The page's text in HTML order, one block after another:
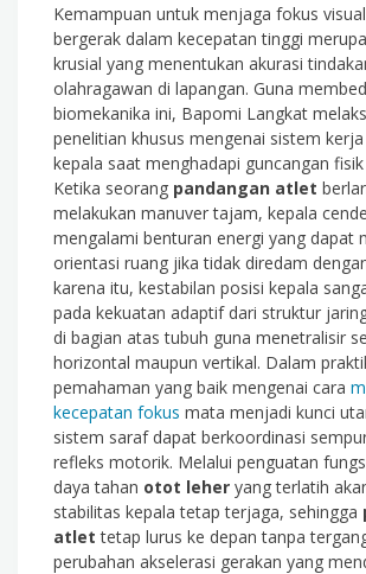
Kemampuan untuk menjaga fokus
bergerak dalam kecepatan tinggi
krusial yang menentukan akurasi
olahragawan di lapangan. Guna
biomekanika ini, Bapomi Langkat
penelitian khusus mengenai sistem
kepala saat menghadapi guncangan
Ketika seorang pandangan atlet
melakukan manuver tajam, kepala
mengalami benturan energi yang dapat
orientasi ruang jika tidak diredam
karena itu, kestabilan posisi kepala
pada kekuatan adaptif dari struktur
di bagian atas tubuh guna menetralisir
horizontal maupun vertikal. Dalam
pemahaman yang baik mengenai cara
kecepatan fokus mata menjadi kunci
sistem saraf dapat berkoordinasi
refleks motorik. Melalui penguatan
daya tahan otot leher yang terlatih
stabilitas kepala tetap terjaga, sehingga
atlet tetap lurus ke depan tanpa
perubahan akselerasi gerakan yang